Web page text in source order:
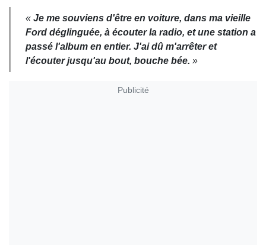
« Je me souviens d'être en voiture, dans ma vieille
Ford déglinguée, à écouter la radio, et une station a
passé l'album en entier. J'ai dû m'arrêter et
l'écouter jusqu'au bout, bouche bée. »
Publicité